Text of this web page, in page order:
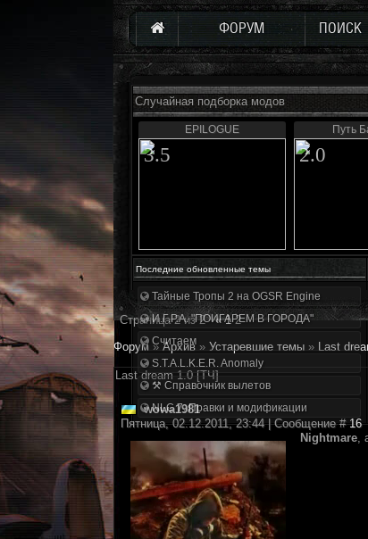
ФОРУМ ПОИСК
Случайная подборка модов
EPILOGUE
3.5
Путь
2.0
Последние обновленные темы
Тайные Тропы 2 на OGSR Engine
И.Г.Р.А. "ПОИГАРЕМ В ГОРОДА"
Считаем
S.T.A.L.K.E.R. Anomaly
⚒ Справочник вылетов
NLC 7. Правки и модификации
Страница2из2 « 1 2
Форум » Архив » Устаревшие темы » Last
Last dream 1.0 [ТЧ]
wowa1981
Пятница, 02.12.2011, 23:44 | Сообщение #16
Nightmare,